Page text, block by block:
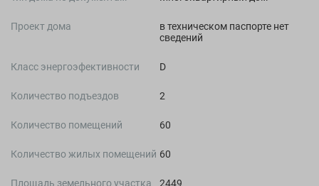
Проект дома
в техническом паспорте нет
сведений
Класс энергоэфективности D
Количество подъездов 2
Количество помещений 60
Количество жилых помещений 60
Площадь земельного участка 2449